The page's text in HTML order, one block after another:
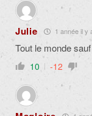
Julie 1 année il y
Tout le monde
10 -12